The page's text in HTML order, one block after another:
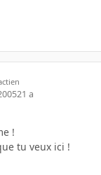
21 a
!
tu veux ici !